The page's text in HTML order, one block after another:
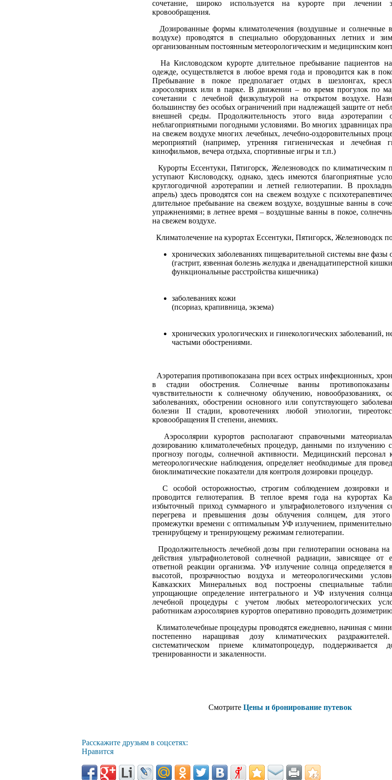
сочетание, широко используется на курорте при лечении
кровообращения.
Дозированные формы климатолечения (воздушные и солнечные
воздухе) проводятся в специально оборудованных летних и
организованным постоянным метеорологическим и медицинским
На Кисловодском курорте длительное пребывание пациентов
одежде, осуществляется в любое время года и проводится как в
Пребывание в покое предполагает отдых в шезлонгах,
аэросоляриях или в парке. В движении – во время прогулок по
сочетании с лечебной физкультурой на открытом воздухе.
большинству без особых ограничений при надлежащей защите от
внешней среды. Продолжительность этого вида аэротерапии
неблагоприятными погодными условиями. Во многих здравницах
на свежем воздухе многих лечебных, лечебно-оздоровительных
мероприятий (например, утренняя гигиеническая и лечебная
кинофильмов, вечера отдыха, спортивные игры и т.п.)
Курорты Ессентуки, Пятигорск, Железноводск по климатическим
уступают Кисловодску, однако, здесь имеются благоприятные
круглогодичной аэротерапии и летней гелиотерапии. В
апрель) здесь проводятся сон на свежем воздухе с
длительное пребывание на свежем воздухе, воздушные ванны в
упражнениями; в летнее время – воздушные ванны в покое,
на свежем воздухе.
Климатолечение на курортах Ессентуки, Пятигорск, Железноводск
хронических заболеваниях пищеварительной системы вне фазы
(гастрит, язвенная болезнь желудка и двенадцатиперстной
функциональные расстройства кишечника)
заболеваниях кожи
(псориаз, крапивница, экзема)
хронических урологических и гинекологических заболеваний,
частыми обострениями.
Аэротерапия противопоказана при всех острых инфекционных,
в стадии обострения. Солнечные ванны
чувствительности к солнечному облучению, новообразованиях,
заболеваниях, обострении основного или сопутствующего
болезни II стадии, кровотечениях любой этиологии,
кровообращения II степени, анемиях.
Аэросолярии курортов располагают справочными
дозированию климатолечебных процедур, данными по излучению
прогнозу погоды, солнечной активности. Медицинский персонал
метеорологические наблюдения, определяет необходимые для
биоклиматические показатели для контроля дозировки процедур.
С особой осторожностью, строгим соблюдением дозировки и
проводится гелиотерапия. В теплое время года на курортах
избыточный приход суммарного и ультрафиолетового излучения
перегрева и превышения дозы облучения солнцем, для
промежутки времени с оптимальным УФ излучением,
тренирубщему и тренирующему режимам гелиотерапии.
Продолжительность лечебной дозы при гелиотерапии основана на
действия ультрафиолетовой солнечной радиации, зависящее от
ответной реакции организма. УФ излучение солнца определяется
высотой, прозрачностью воздуха и метеорологическими
Кавказских Минеральных вод построены специальные
упрощающие определение интегрального и УФ излучения
лечебной процедуры с учетом любых метеорологических
работникам аэросоляриев курортов оперативно проводить
Климатолечебные процедуры проводятся ежедневно, начиная с
постепенно наращивая дозу климатических
систематическом приеме климатопроцедур, поддерживается
тренированности и закаленности.
Смотрите Цены и бронирование путевок
Расскажите друзьям в соцсетях:
Нравится